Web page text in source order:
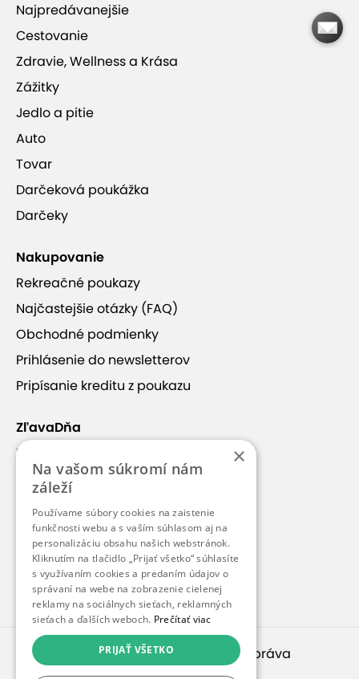
Inšpirované okolitým svetom a poprednými
umelcami
Ukončené - Vstup do galérie
MULTIUM pre dieťa
Platnosť od 9.7.2025 do 31.7.2026
ušetríte17 %
2,49 €
3 €
Ukončené - Vstup do galérie
MULTIUM pre dospelú osobu
Platnosť od 9.7.2025 do 31.7.2026
ušetríte 20 %
3,99 €
5 €
Ukončené - Vstup do galérie
MULTIUM: 2x dospelá osoba + 1x dieťa
Platnosť od 9.7.2025 do 31.7.2026 3 osoby
Najpredávanejšie
Cestovanie
Zdravie, Wellness a Krása
Zážitky
Jedlo a pitie
Auto
Tovar
Darčeková poukážka
Darčeky
Nakupovanie
Rekreačné poukazy
Najčastejšie otázky (FAQ)
Obchodné podmienky
Prihlásenie do newsletterov
Pripísanie kreditu z poukazu
ZľavaDňa
Náš príbeh
Kontakt
Kariéra
Blog
Pre médiá
Pre partnerov
© 2010 – 2026inspirago s. r. o.
. Všetky práva
vyhradené.
×
Na vašom súkromí nám
záleží
Používame súbory cookies na zaistenie
funkčnosti webu a s vaším súhlasom aj na
personalizáciu obsahu našich webstránok.
Kliknutím na tlačidlo „Prijať všetko“ súhlasíte
s využívaním cookies a predaním údajov o
správaní na webe na zobrazenie cielenej
reklamy na sociálnych sieťach, reklamných
sieťach a ďalších weboch. Prečítať viac
PRIJAŤ VŠETKO